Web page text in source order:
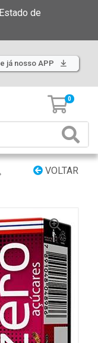
de
já nosso APP
0
VOLTAR